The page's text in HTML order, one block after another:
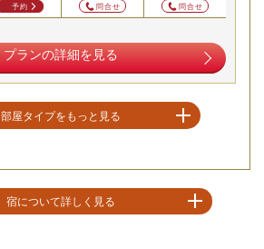
予約 問合せ 問合せ
プランの詳細を見る
部屋タイプをもっと見る
【お部屋タイプ】
宿について詳しく見る